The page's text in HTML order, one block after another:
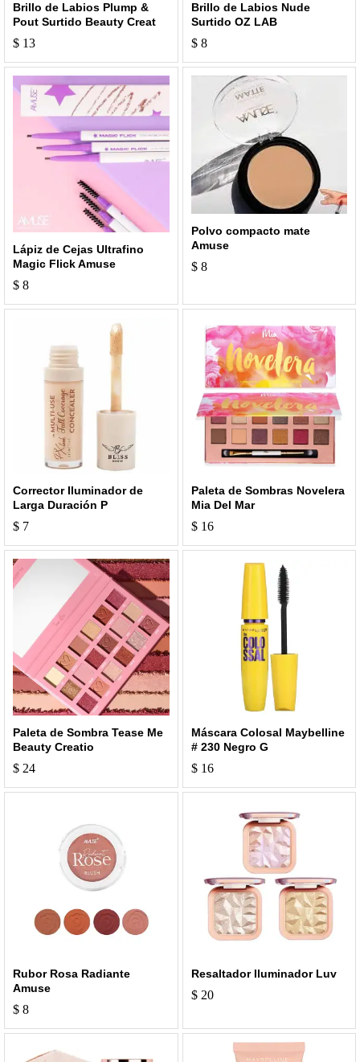
Brillo de Labios Plump &
Pout Surtido Beauty Creat
$ 13
Brillo de Labios Nude
Surtido OZ LAB
$8
Lápiz de Cejas Ultrafino
Magic Flick Amuse
$ 8
Polvo compacto mate
Amuse
$8
Corrector Iluminador de
Larga Duración P
$ 7
Paleta de Sombras Novelera
Mia Del Mar
$16
Paleta de Sombra Tease Me
Beauty Creatio
$ 24
Máscara Colosal Maybelline
# 230 Negro G
$16
Rubor Rosa Radiante
Amuse
$ 8
Resaltador Iluminador Luv
$20